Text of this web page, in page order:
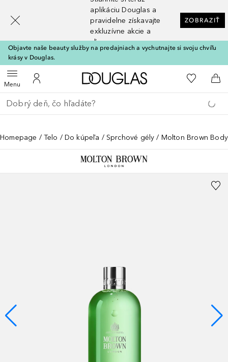
aplikáciu Douglas a
pravidelne získavajte
exkluzívne akcie a
zľavy
ZOBRAZIŤ
Objavte naše beauty služby na predajniach a vychutnajte si svoju chvíľu
krásy v Douglas.
MenuOtvoriť menuDo môjho účtu
Domov Do môjho
Do
Choď späť
Vykonajte vyhľadávanie
Homepage Telo Do kúpeľa Sprchové gély Molton Brown
[navigation.slideout.screenreader]